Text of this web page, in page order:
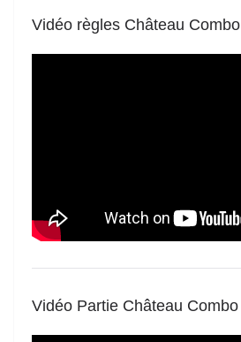
Vidéo règles Château Combo
Vidéo Partie Château Combo